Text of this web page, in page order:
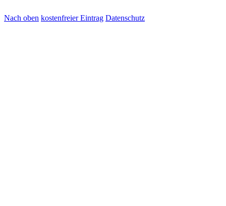
Nach oben kostenfreier Eintrag Datenschutz